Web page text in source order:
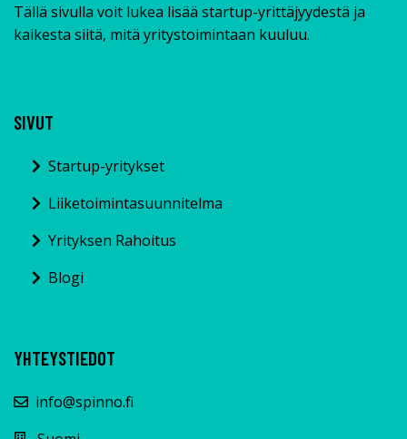
Tällä sivulla voit lukea lisää startup-yrittäjyydestä ja
kaikesta siitä, mitä yritystoimintaan kuuluu.
SIVUT
Startup-yritykset
Liiketoimintasuunnitelma
Yrityksen Rahoitus
Blogi
YHTEYSTIEDOT
info@spinno.fi